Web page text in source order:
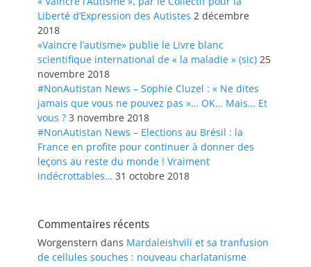
Liberté d’Expression des Autistes 2 décembre
2018
«Vaincre l’autisme» publie le Livre blanc
scientifique international de « la maladie » (sic) 25
novembre 2018
#NonAutistan News – Sophie Cluzel : « Ne dites
jamais que vous ne pouvez pas »… OK… Mais… Et
vous ? 3 novembre 2018
#NonAutistan News – Elections au Brésil : la
France en profite pour continuer à donner des
leçons au reste du monde ! Vraiment
indécrottables… 31 octobre 2018
Commentaires récents
Worgenstern dans Mardaleishvili et sa tranfusion
de cellules souches : nouveau charlatanisme